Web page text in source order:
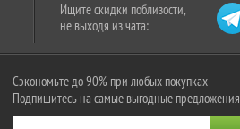
Ищите скидки поблизости,
не выходя из чата:
Сэкономьте до 90% при любых покупках
Подпишитесь на самые выгодные предложения